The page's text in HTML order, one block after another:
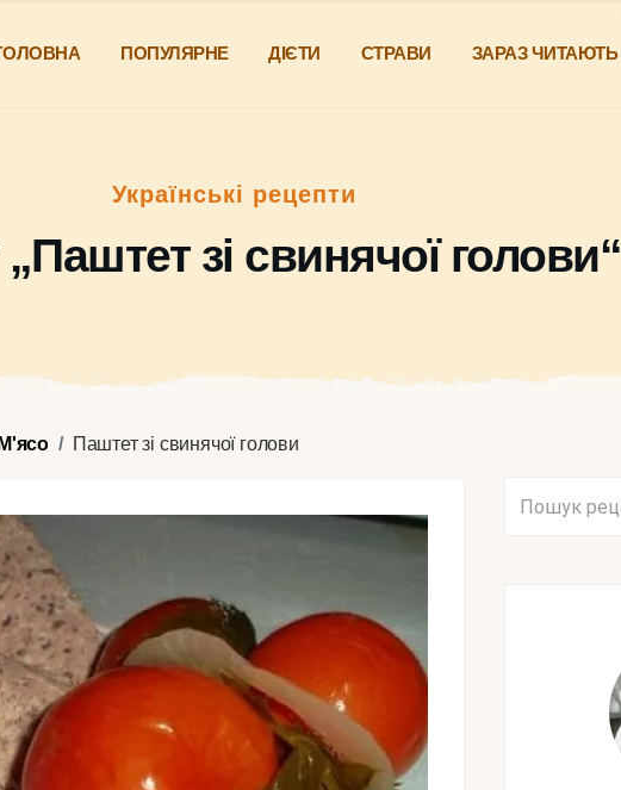
ПОПУЛЯРНЕ ДІЄТИ СТРАВИ ЗАРАЗ ЧИТАЮТЬ
Українські рецепти
зі свинячої голови“
М'ясо Паштет зі свинячої голови